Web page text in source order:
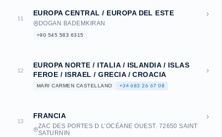
11
EUROPA CENTRAL / EUROPA DEL ESTE ›
DOGAN BADEMKIRAN
+90 545 583 6315
12
EUROPA NORTE / ITALIA / ISLANDIA / ISLAS
FEROE / ISRAEL / GRECIA / CROACIA
›
MARI CARMEN CASTELLANO +34 683 26 67 08
13
FRANCIA ›
ZAC DES PORTES D L’OCÉANE OUEST. 72650 SAINT
SATURNIN